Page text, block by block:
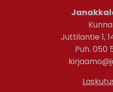
Juttilantie 1,
Puh. 050